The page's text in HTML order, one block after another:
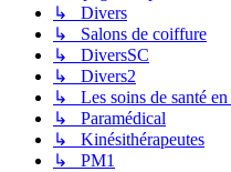
↳ Divers
↳ Salons de coiffure
↳ DiversSC
↳ Divers2
↳ Les soins de santé
↳ Paramédical
↳ Kinésithérapeutes
↳ PM1